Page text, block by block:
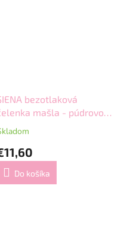
bezotlaková
mašla - púdrovo
Do košíka